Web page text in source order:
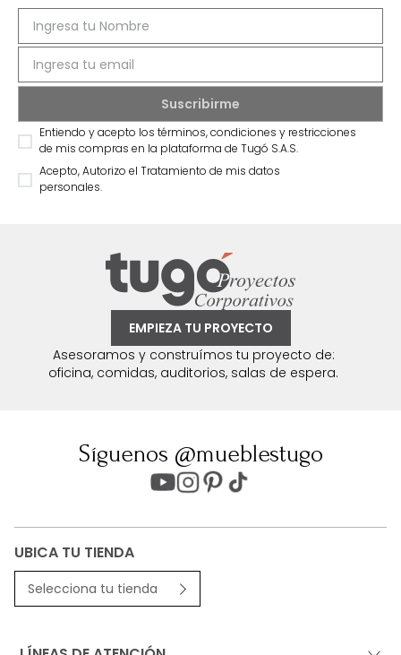
Entiendo y acepto los términos, condiciones y restricciones
de mis compras en la plataforma de Tugó S.A.S.
Acepto, Autorizo el Tratamiento de mis datos
personales.
EMPIEZA TU PROYECTO
Asesoramos y construímos tu proyecto de:
oficina, comidas, auditorios, salas de espera.
Síguenos @mueblestugo
UBICA TU TIENDA
Selecciona tu tienda